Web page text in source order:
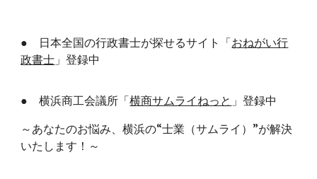
● 日本全国の行政書士が探せるサイト「おねがい行
政書士 」登録中
● 横浜商工会議所「横商サムライねっと 」登録中
～あなたのお悩み、横浜の“士業（サムライ）”が解決
いたします！～